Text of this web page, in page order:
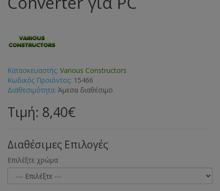
Κατασκευαστής: Various Constructors
Κωδικός Προϊόντος: 15466
Διαθεσιμότητα: Άμεσα διαθέσιμο
Τιμή: 8,40€
Διαθέσιμες Επιλογές
Επιλέξτε χρώμα